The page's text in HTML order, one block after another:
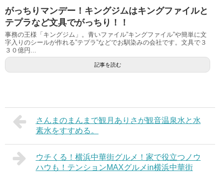
がっちりマンデー！キングジムはキングファイルと
テプラなど文具でがっちり！！
事務の王様「キングジム」。青いファイル”キングファイル”や簡単に文
字入りのシールが作れる”テプラ”などでお馴染みの会社です。文具で３
３０億円...
記事を読む
さんまのまんまで観月ありさが観音温泉水と水
素水をすすめる。
ウチくる！横浜中華街グルメ！家で役立つノウ
ハウも！テンションMAXグルメin横浜中華街